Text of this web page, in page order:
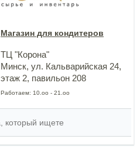
Магазин для кондитеров
ТЦ "Корона"
Минск, ул. Кальварийская 24,
этаж 2, павильон 208
Работаем: 10.оо - 21.оо